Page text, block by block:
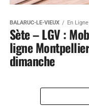
BALARUC-LE-VIEUX En
Sète – LGV :
ligne
dimanche